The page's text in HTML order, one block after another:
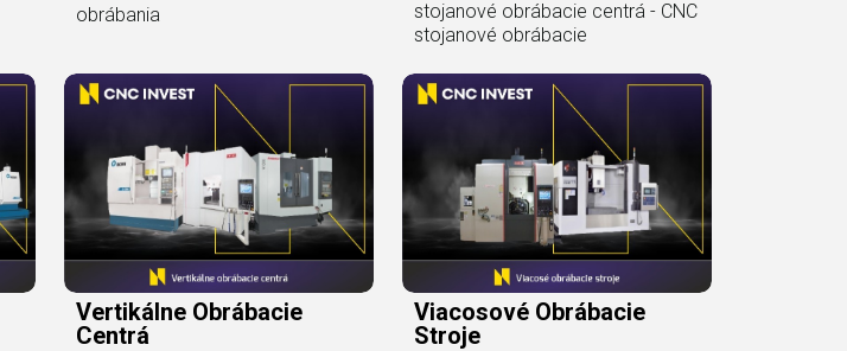
obrábania
stojanové obrábacie centrá - CNC
stojanové obrábacie
Vertikálne Obrábacie
Centrá
Viacosové Obrábacie
Stroje